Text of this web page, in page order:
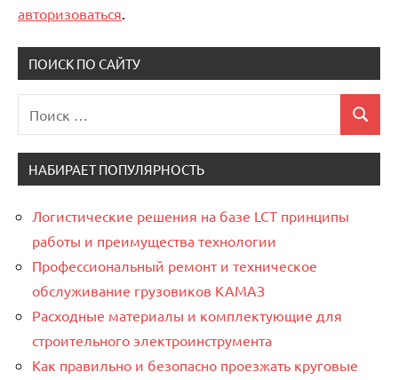
авторизоваться
ПОИСК ПО САЙТУ
для:
Поиск
НАБИРАЕТ ПОПУЛЯРНОСТЬ
Логистические решения на базе LCT принципы
работы и преимущества технологии
Профессиональный ремонт и техническое
обслуживание грузовиков КАМАЗ
Расходные материалы и комплектующие для
строительного электроинструмента
Как правильно и безопасно проезжать круговые